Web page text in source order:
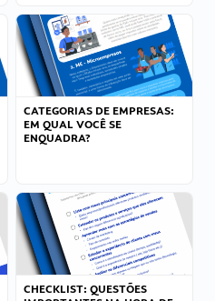
CATEGORIAS DE EMPRESAS:
EM QUAL VOCÊ SE
ENQUADRA?
CHECKLIST: QUESTÕES